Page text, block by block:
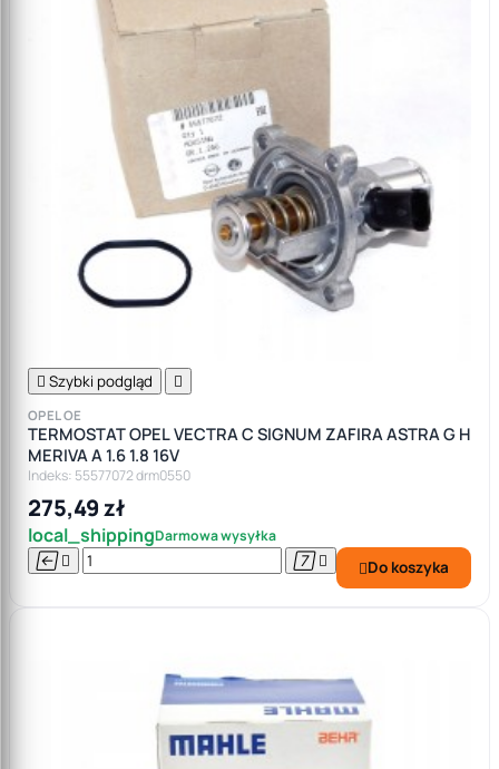
 Szybki podgląd 
OPEL OE
TERMOSTAT OPEL VECTRA C SIGNUM ZAFIRA ASTRA G H
MERIVA A 1.6 1.8 16V
Indeks: 55577072 drm0550
275,49 zł
local_shippingDarmowa wysyłka
    Do koszyka